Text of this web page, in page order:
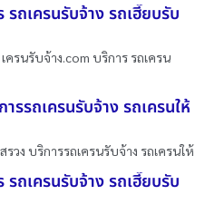
รถเครนรับจ้าง รถเฮี๊ยบรับ
ครนรับจ้าง.com บริการ รถเครน
รรถเครนรับจ้าง รถเครนให้
วง บริการรถเครนรับจ้าง รถเครนให้
รถเครนรับจ้าง รถเฮี๊ยบรับ